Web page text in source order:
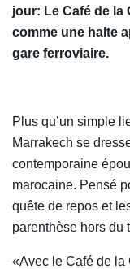
jour: Le Café de la
comme une halte
gare ferroviaire.
Plus qu’un simple
Marrakech se
contemporaine
marocaine. Pensé
quête de repos et
parenthèse hors du
«Avec le Café de la